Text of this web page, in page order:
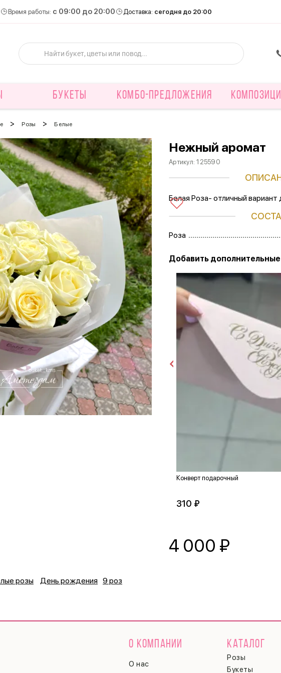
Время работы: c 09:00 до 20:00 Доставка: сегодня до 20:00
БУКЕТЫ КОМБО-ПРЕДЛОЖЕНИЯ
> Розы > Белые
Нежный аромат
Артикул:125590
Белая Роза- отличный вариант
Роза
Добавить
Конверт подарочный
310 ₽
4 000 ₽
розы День рождения 9 роз
О КОМПАНИИ
О нас
КАТАЛОГ
Розы
Букеты